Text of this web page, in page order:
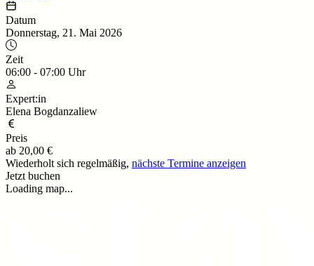
Datum
Donnerstag, 21. Mai 2026
Zeit
06:00 - 07:00 Uhr
Expert:in
Elena Bogdanzaliew
Preis
ab 20,00 €
Wiederholt sich regelmäßig, nächste Termine anzeigen
Jetzt buchen
Loading map...